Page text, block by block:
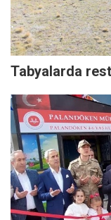
Tabyalarda